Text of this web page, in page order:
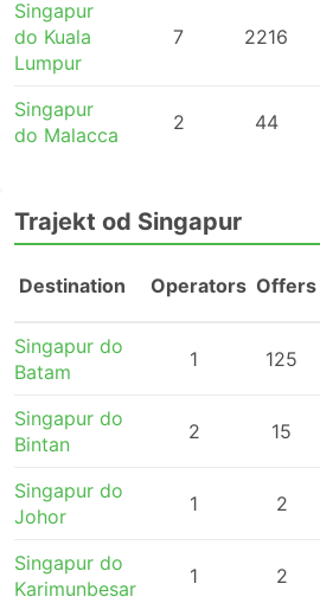
Singapur
do Kuala
Lumpur
7 2216
Singapur
do Malacca
2 44
Trajekt od Singapur
Destination Operators Offers
Singapur do
Batam
1 125
Singapur do
Bintan
2 15
Singapur do
Johor
1 2
Singapur do
Karimunbesar
1 2